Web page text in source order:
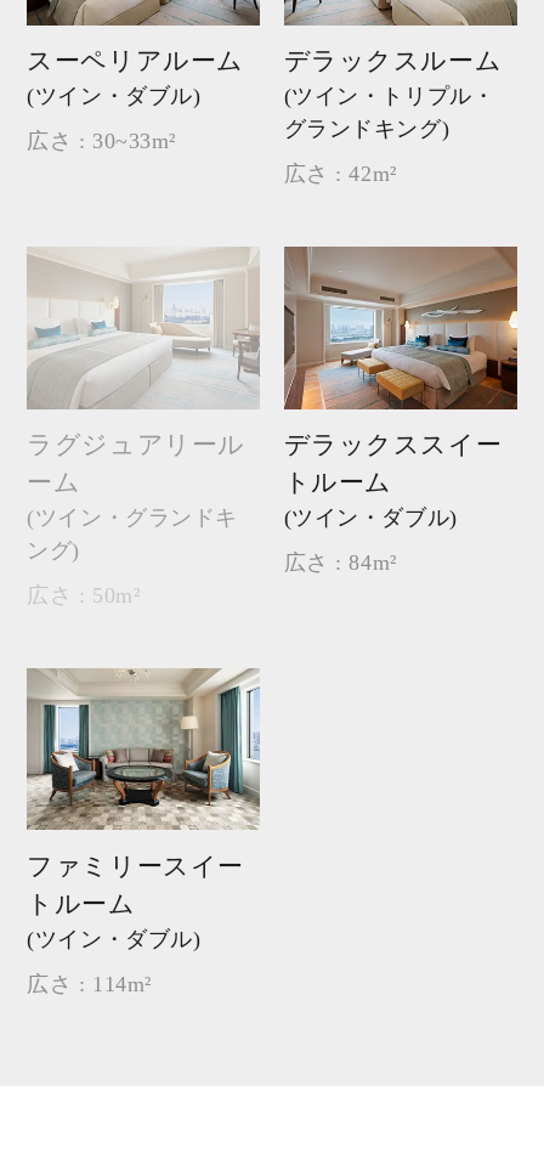
スーペリアルーム
(ツイン・ダブル)
広さ : 30~33m²
デラックスルーム
(ツイン・トリプル・
グランドキング)
広さ : 42m²
ラグジュアリール
ーム
(ツイン・グランドキ
ング)
広さ : 50m²
デラックススイー
トルーム
(ツイン・ダブル)
広さ : 84m²
ファミリースイー
トルーム
(ツイン・ダブル)
広さ : 114m²